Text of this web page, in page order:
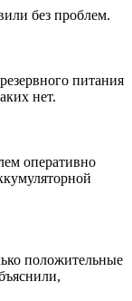
без проблем.
питания
нет.
оперативно
положительные